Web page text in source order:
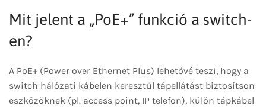
Mit jelent a „PoE+” funkció a switch-
en?
A PoE+ (Power over Ethernet Plus) lehetővé teszi, hogy a
switch hálózati kábelen keresztül tápellátást biztosítson
eszközöknek (pl. access point, IP telefon), külön tápkábel